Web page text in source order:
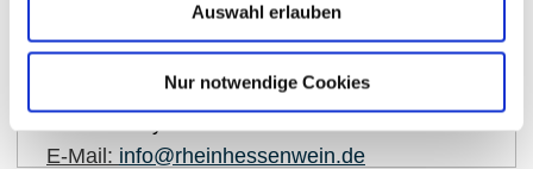
Auswahl erlauben
Nur notwendige Cookies
Contact details:
Rheinhessenwein e.V.
Otto-Lilienthal-Straße 4
E-Mail: info@rheinhessenwein.de